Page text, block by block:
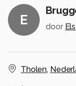
E door
Tholen,